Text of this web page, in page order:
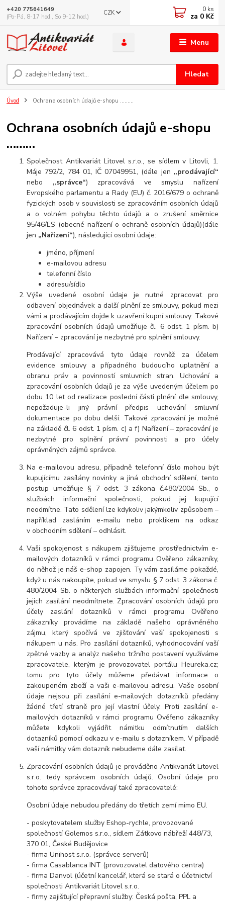
Menu
CZK
Hledat
+420 775641649
(Po-Pá, 8-17 hod., So 9-12 hod.)
0 ks
za 0 Kč
Úvod Ochrana osobních údajů e-shopu ………
Ochrana osobních údajů e-shopu
………
Společnost Antikvariát Litovel s.r.o., se sídlem v Litovli, 1.
Máje 792/2, 784 01, IČ 07049951, (dále jen „prodávající“
nebo „správce“) zpracovává ve smyslu nařízení
Evropského parlamentu a Rady (EU) č. 2016/679 o ochraně
fyzických osob v souvislosti se zpracováním osobních údajů
a o volném pohybu těchto údajů a o zrušení směrnice
95/46/ES (obecné nařízení o ochraně osobních údajů)(dále
jen „Nařízení“), následující osobní údaje:
jméno, příjmení
e-mailovou adresu
telefonní číslo
adresu/sídlo
Výše uvedené osobní údaje je nutné zpracovat pro
odbavení objednávek a další plnění ze smlouvy, pokud mezi
vámi a prodávajícím dojde k uzavření kupní smlouvy. Takové
zpracování osobních údajů umožňuje čl. 6 odst. 1 písm. b)
Nařízení – zpracování je nezbytné pro splnění smlouvy.
Prodávající zpracovává tyto údaje rovněž za účelem
evidence smlouvy a případného budoucího uplatnění a
obranu práv a povinností smluvních stran. Uchování a
zpracování osobních údajů je za výše uvedeným účelem po
dobu 10 let od realizace poslední části plnění dle smlouvy,
nepožaduje-li jiný právní předpis uchování smluvní
dokumentace po dobu delší. Takové zpracování je možné
na základě čl. 6 odst. 1 písm. c) a f) Nařízení – zpracování je
nezbytné pro splnění právní povinnosti a pro účely
oprávněných zájmů správce.
Na e-mailovou adresu, případně telefonní číslo mohou být
kupujícímu zasílány novinky a jiná obchodní sdělení, tento
postup umožňuje § 7 odst. 3 zákona č.480/2004 Sb., o
službách informační společnosti, pokud jej kupující
neodmítne. Tato sdělení lze kdykoliv jakýmkoliv způsobem –
například zasláním e-mailu nebo proklikem na odkaz
v obchodním sdělení – odhlásit.
Vaši spokojenost s nákupem zjišťujeme prostřednictvím e-
mailových dotazníků v rámci programu Ověřeno zákazníky,
do něhož je náš e-shop zapojen. Ty vám zasíláme pokaždé,
když u nás nakoupíte, pokud ve smyslu § 7 odst. 3 zákona č.
480/2004 Sb. o některých službách informační společnosti
jejich zasílání neodmítnete. Zpracování osobních údajů pro
účely zaslání dotazníků v rámci programu Ověřeno
zákazníky provádíme na základě našeho oprávněného
zájmu, který spočívá ve zjišťování vaší spokojenosti s
nákupem u nás. Pro zasílání dotazníků, vyhodnocování vaší
zpětné vazby a analýz našeho tržního postavení využíváme
zpracovatele, kterým je provozovatel portálu Heureka.cz;
tomu pro tyto účely můžeme předávat informace o
zakoupeném zboží a vaši e-mailovou adresu. Vaše osobní
údaje nejsou při zasílání e-mailových dotazníků předány
žádné třetí straně pro její vlastní účely. Proti zasílání e-
mailových dotazníků v rámci programu Ověřeno zákazníky
můžete kdykoli vyjádřit námitku odmítnutím dalších
dotazníků pomocí odkazu v e-mailu s dotazníkem. V případě
vaší námitky vám dotazník nebudeme dále zasílat.
Zpracování osobních údajů je prováděno Antikvariát Litovel
s.r.o. tedy správcem osobních údajů. Osobní údaje pro
tohoto správce zpracovávají také zpracovatelé:
Osobní údaje nebudou předány do třetích zemí mimo EU.
- poskytovatelem služby Eshop-rychle, provozované
společností Golemos s.r.o., sídlem Zátkovo nábřeží 448/73,
370 01, České Budějovice
- firma Unihost s.r.o. (správce serverů)
- firma Casablanca INT (provozovatel datového centra)
- firma Danvol (účetní kancelář, která se stará o účetnictví
společnosti Antikvariát Litovel s.r.o.
- firmy zajišťující přepravní služby: Česká pošta, PPL a